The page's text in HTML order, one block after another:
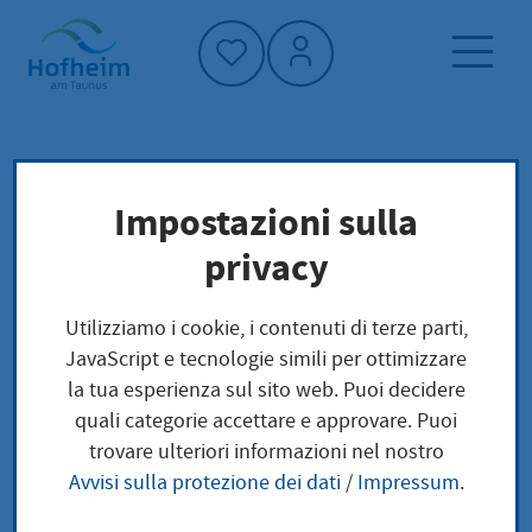
Home"
Pagina iniziale
Protezione del clima e ambiente
Produzione di legno
Produzione di legno
In anni normali, nella foresta comunale
Impostazioni sulla
privacy
Utilizziamo i cookie, i contenuti di terze parti,
JavaScript e tecnologie simili per ottimizzare
la tua esperienza sul sito web. Puoi decidere
quali categorie accettare e approvare. Puoi
trovare ulteriori informazioni nel nostro
Avvisi sulla protezione dei dati/ Impressum.